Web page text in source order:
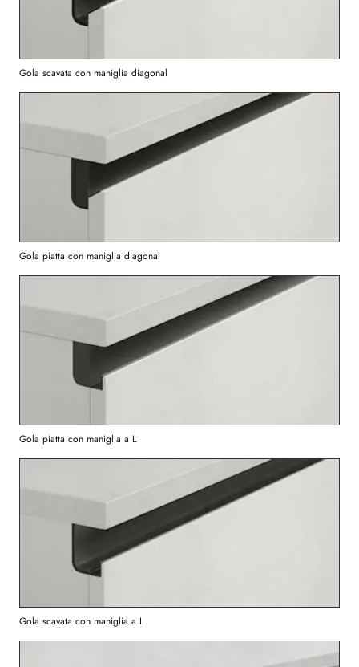
Gola scavata con maniglia diagonal
Gola piatta con maniglia diagonal
Gola piatta con maniglia a L
Gola scavata con maniglia a L